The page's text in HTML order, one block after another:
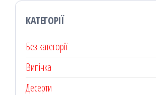
КАТЕГОРІЇ
Без категорії
Випічка
Десерти